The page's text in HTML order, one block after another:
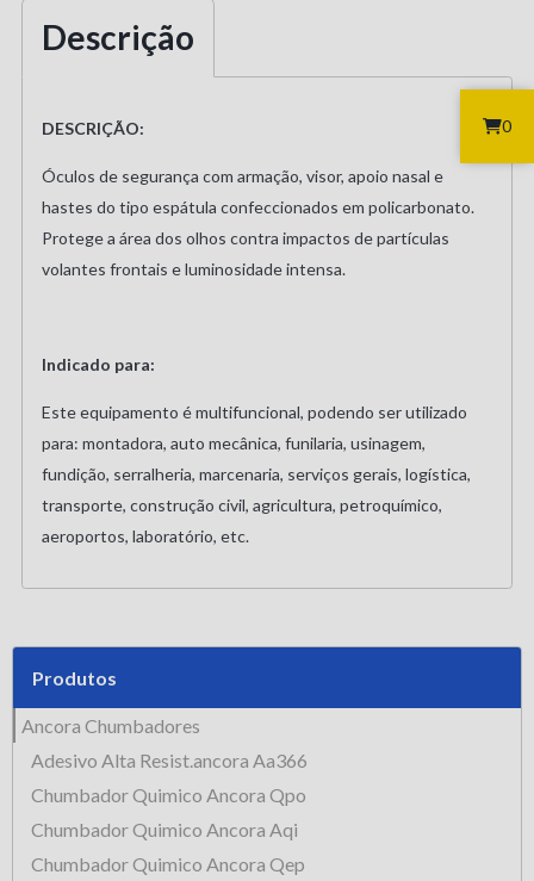
0
Descrição
DESCRIÇÃO:
Óculos de segurança com armação, visor, apoio nasal e
hastes do tipo espátula confeccionados em policarbonato.
Protege a área dos olhos contra impactos de partículas
volantes frontais e luminosidade intensa.
Indicado para:
Este equipamento é multifuncional, podendo ser utilizado
para: montadora, auto mecânica, funilaria, usinagem,
fundição, serralheria, marcenaria, serviços gerais, logística,
transporte, construção civil, agricultura, petroquímico,
aeroportos, laboratório, etc.
Produtos
Ancora Chumbadores
Adesivo Alta Resist.ancora Aa366
Chumbador Quimico Ancora Qpo
Chumbador Quimico Ancora Aqi
Chumbador Quimico Ancora Qep